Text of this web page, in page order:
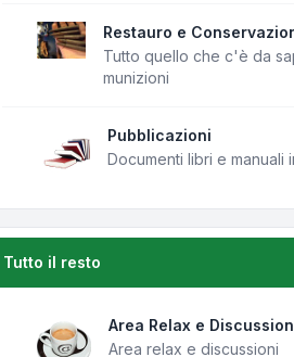
Restauro e
Tutto quello che c'è da
munizioni
Pubblicazioni
Documenti libri e manuali
Tutto il resto
Area Relax e
Area relax e discussioni